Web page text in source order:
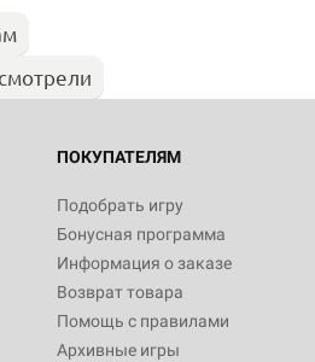
ПОКУПАТЕЛЯМ
Подобрать игру
Бонусная программа
Информация о заказе
Возврат товара
Помощь с правилами
Архивные игры